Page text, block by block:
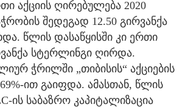
აქციის ღირებულება 2020
შედეგად 12.50 გირვანქა
წლის დასაწყისში კი ერთი
სტერლინგი ღირდა.
ჭრილში „თიბისის“ აქციების
ით გაიფდა. ამასთან, წლის
ის საბაზრო კაპიტალიზაცია